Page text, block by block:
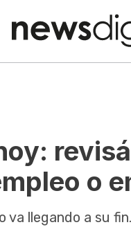
o
va llegando a su